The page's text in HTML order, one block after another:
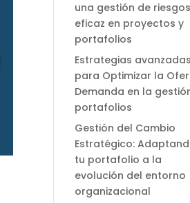
una gestión de riesgos
eficaz en proyectos y
portafolios
Estrategias avanzadas
para Optimizar la
Demanda en la
portafolios
Gestión del Cambio
Estratégico:
tu portafolio a la
evolución del entorno
organizacional